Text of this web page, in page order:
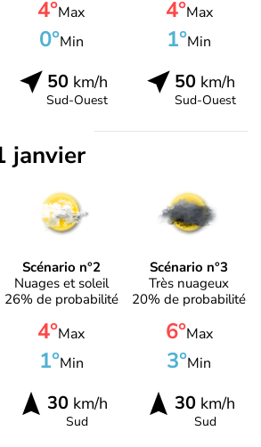
4°Max
0°Min
50km/h
Sud-Ouest
4°Max
1°Min
50 km/h
Sud-Ouest
janvier
Scénario n°2
Nuages et soleil
26% de probabilité
4°Max
1°Min
30km/h
Sud
Scénario n°3
Très nuageux
20% de probabilité
6°Max
3°Min
30 km/h
Sud